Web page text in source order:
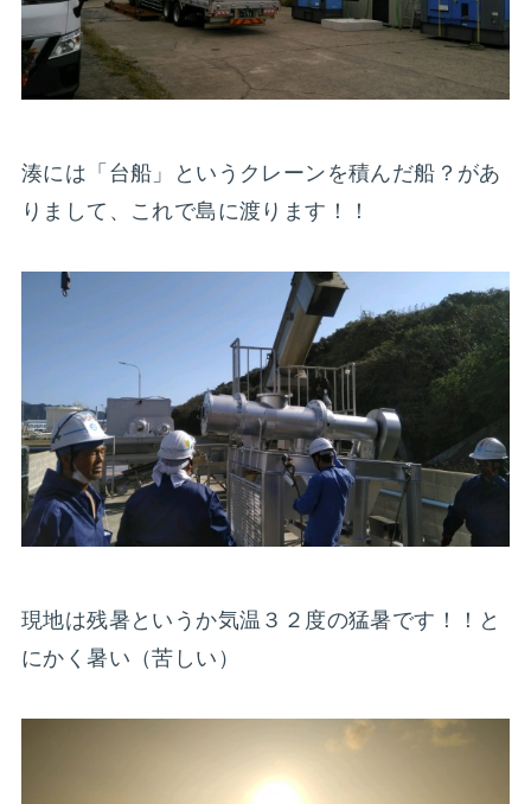
湊には「台船」というクレーンを積んだ船？があ
りまして、これで島に渡ります！！
現地は残暑というか気温３２度の猛暑です！！と
にかく暑い（苦しい）